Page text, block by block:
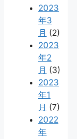
2023
年3
月 (2)
2023
年2
月 (3)
2023
年1
月 (7)
2022
年